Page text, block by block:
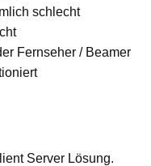
schlecht
Fernseher / Beamer
Server Lösung.